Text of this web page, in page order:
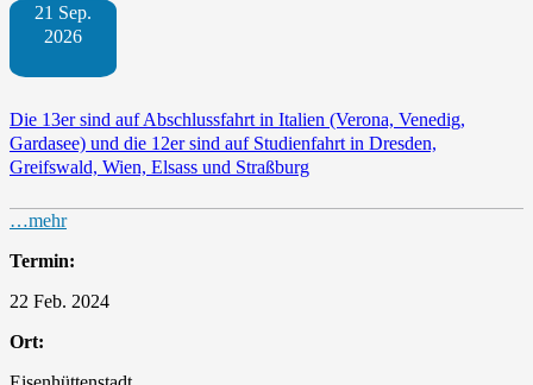
21 Sep.
2026
Die 13er sind auf Abschlussfahrt in Italien (Verona, Venedig,
Gardasee) und die 12er sind auf Studienfahrt in Dresden,
Greifswald, Wien, Elsass und Straßburg
…mehr
Termin:
22 Feb. 2024
Ort: